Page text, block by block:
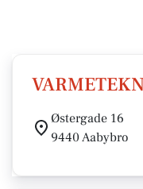
Østergade 16
9440 Aabybro